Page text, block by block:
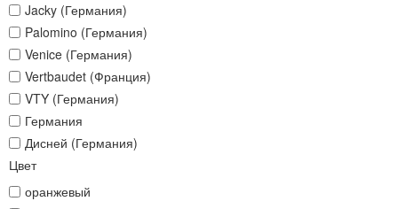
Jacky (Германия)
Palomino (Германия)
Venice (Германия)
Vertbaudet (Франция)
VTY (Германия)
Германия
Дисней (Германия)
Цвет
оранжевый